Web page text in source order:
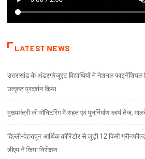
LATEST NEWS
उत्तराखंड के अंडरग्रेजुएट विद्यार्थियों ने नेशनल
उत्कृष्ट प्रदर्शन किया
मुख्यमंत्री की मॉनिटरिंग में राहत एवं पुनर्निर्माण कार्य तेज,
दिल्ली-देहरादून आर्थिक कॉरिडोर से जुड़ी 12 किमी
डीएम ने किया निरीक्षण